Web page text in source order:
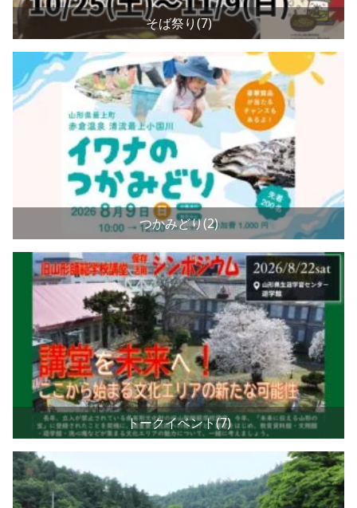
そば祭り(7)
つかみどり(2)
トークイベント(7)